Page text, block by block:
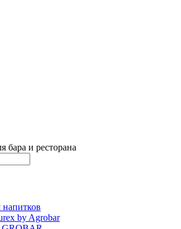
бара и ресторана
by Agrobar